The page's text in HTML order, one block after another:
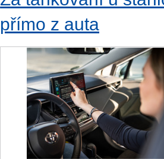
přímo z auta